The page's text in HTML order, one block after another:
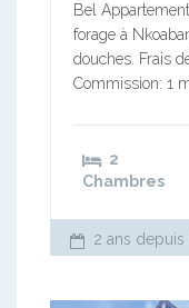
Bel
forage à
douches. Frais
Commission: 1
2
Chambres
2 ans depuis